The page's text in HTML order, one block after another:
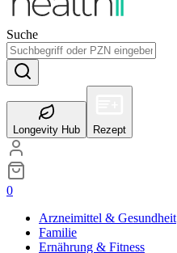
Suche
Longevity Hub Rezept
0
Arzneimittel & Gesundheit
Familie
Ernährung & Fitness